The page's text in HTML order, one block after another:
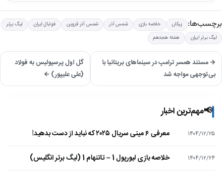
برچسب‌ها: پیکان خلاصه بازی شمس آذر شمس آذر قزوین فوتبال ایران
لیگ برتر
لیگ برتر ایران
هفته هجدهم
→ مستند همسر ترامپ در سینماهای بریتانیا با
بی‌توجهی مواجه شد
گل اول پرسپولیس به فولاد
(علی علیپور) ←
📢مهم‌ترین اخبار
۱۴۰۴/۱۲/۲۵ معرفی ۶ مینی سریال ۲۰۲۵ که نباید از دست بدهید!
۱۴۰۴/۱۲/۲۴ خلاصه بازی لیورپول 1 – تاتنهام 1 (لیگ برتر انگلیس)